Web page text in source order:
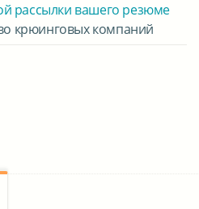
рассылки вашего резюме
крюинговых компаний